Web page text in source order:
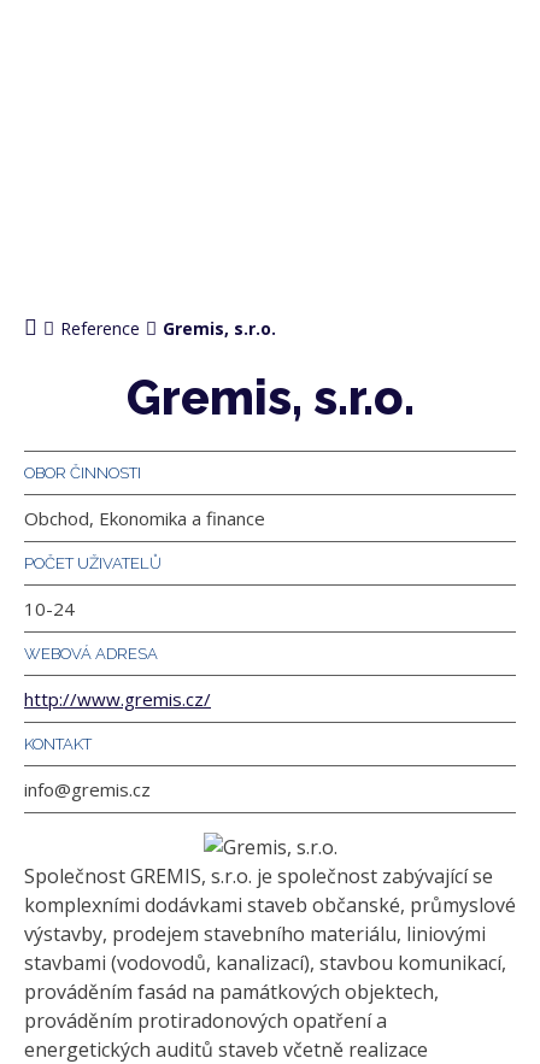
Reference Gremis, s.r.o.
Gremis, s.r.o.
OBOR ČINNOSTI
Obchod, Ekonomika a finance
POČET UŽIVATELŮ
10-24
WEBOVÁ ADRESA
http://www.gremis.cz/
KONTAKT
info@gremis.cz
Společnost GREMIS, s.r.o. je společnost zabývající se
komplexními dodávkami staveb občanské, průmyslové
výstavby, prodejem stavebního materiálu, liniovými
stavbami (vodovodů, kanalizací), stavbou komunikací,
prováděním fasád na památkových objektech,
prováděním protiradonových opatření a
energetických auditů staveb včetně realizace